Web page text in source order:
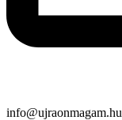
info@ujraonmagam.hu